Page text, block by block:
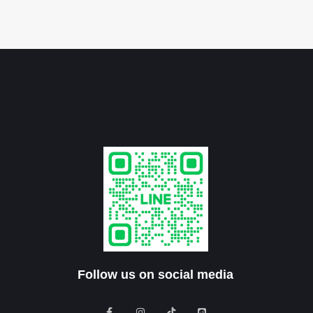
Follow us on social media